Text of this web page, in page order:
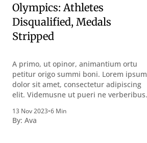
Olympics: Athletes
Disqualified, Medals
Stripped
A primo, ut opinor, animantium ortu
petitur origo summi boni. Lorem ipsum
dolor sit amet, consectetur adipiscing
elit. Videmusne ut pueri ne verberibus
perquirendisque deterreantur?
Summum ením bonum exposuit
13 Nov 2023•6 Min
By: Ava